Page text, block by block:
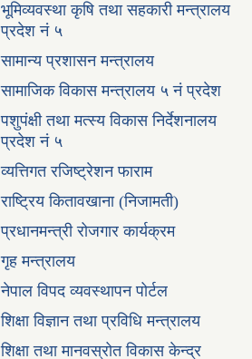
भूमिव्यवस्था कृषि तथा सहकारी मन्त्रालय
प्रदेश नं ५
सामान्य प्रशासन मन्त्रालय
सामाजिक विकास मन्त्रालय ५ नं प्रदेश
पशुपंक्षी तथा मत्स्य विकास निर्देशनालय
प्रदेश नं ५
व्यत्तिगत रजिष्ट्रेशन फाराम
राष्ट्रिय कितावखाना (निजामती)
प्रधानमन्त्री रोजगार कार्यक्रम
गृह मन्त्रालय
नेपाल विपद व्यवस्थापन पोर्टल
शिक्षा विज्ञान तथा प्रविधि मन्त्रालय
शिक्षा तथा मानवस्रोत विकास केन्द्र